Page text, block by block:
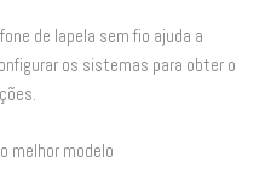
de lapela sem fio ajuda a
os sistemas para obter o
melhor modelo